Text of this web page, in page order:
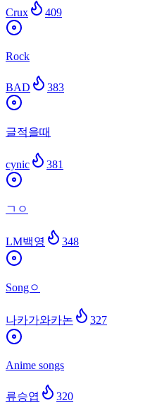
Crux 409
Rock
BAD 383
글적을때
cynic 381
ㄱㅇ
LM백영 348
Songㅇ
나카가와카논 327
Anime songs
류승엽 320